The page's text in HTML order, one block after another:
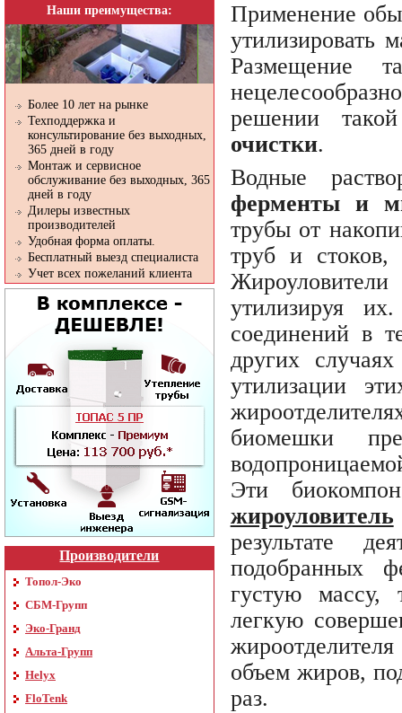
Наши преимущества:
Более 10 лет на рынке
Техподдержка и
консультирование без выходных,
365 дней в году
Монтаж и сервисное
обслуживание без выходных, 365
дней в году
Дилеры известных
производителей
Удобная форма оплаты.
Бесплатный выезд специалиста
Учет всех пожеланий клиента
Производители
Топол-Эко
СБМ-Групп
Эко-Гранд
Альта-Групп
Helyx
FloTenk
Применение
утилизировать
Размещение
решении
очистки.
Водные
ферменты и
трубы от
труб и стоков,
утилизируя
соединений в
других
утилизации
биомешки
Эти
жироуловитель
результате
подобранных
густую массу,
легкую
объем жиров,
раз.